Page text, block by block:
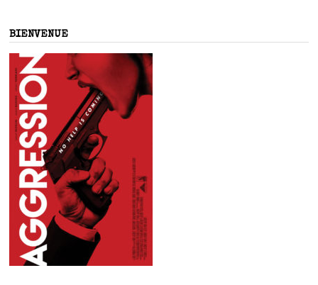
BIENVENUE